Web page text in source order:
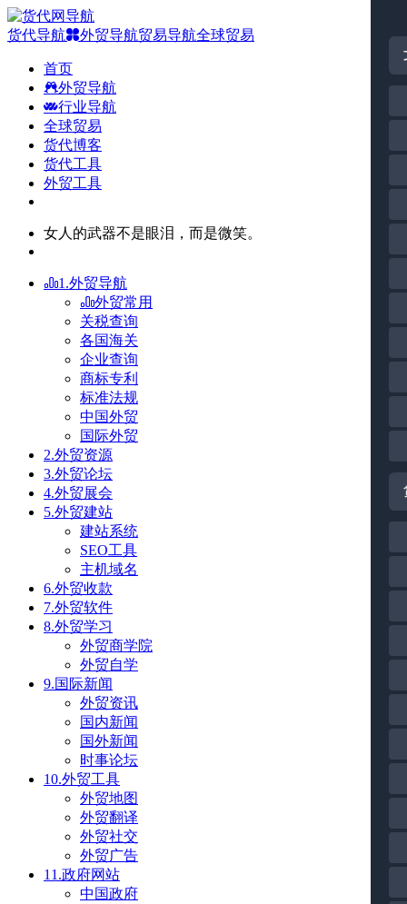
货代导航 外贸导航贸易导航全球贸易
首页
外贸导航
行业导航
全球贸易
货代博客
货代工具
外贸工具
女人的武器不是眼泪，而是微笑。
1.外贸导航
外贸常用
关税查询
各国海关
企业查询
商标专利
标准法规
中国外贸
国际外贸
2.外贸资源
3.外贸论坛
4.外贸展会
5.外贸建站
建站系统
SEO工具
主机域名
6.外贸收款
7.外贸软件
8.外贸学习
外贸商学院
外贸自学
9.国际新闻
外贸资讯
国内新闻
国外新闻
时事论坛
10.外贸工具
外贸地图
外贸翻译
外贸社交
外贸广告
11.政府网站
中国政府